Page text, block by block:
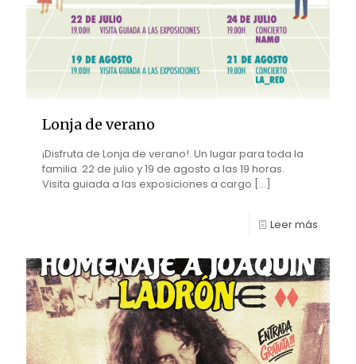
Lonja de verano
¡Disfruta de Lonja de verano!. Un lugar para toda la
familia. 22 de julio y 19 de agosto a las 19 horas.
Visita guiada a las exposiciones a cargo […]
Leer más